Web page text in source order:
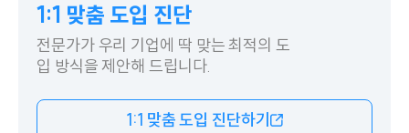
1:1 맞춤 도입 진단
전문가가 우리 기업에 딱 맞는 최적의 도
입 방식을 제안해 드립니다.
1:1 맞춤 도입 진단하기